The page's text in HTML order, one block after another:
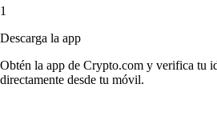
1
Descarga la app
Obtén la app de Crypto.com y verifica tu
directamente desde tu móvil.